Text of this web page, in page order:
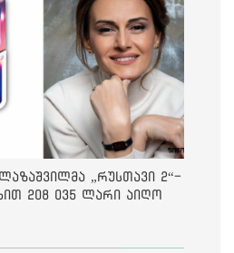
„რუსთავი 2“-
208 035 ლარი აიღო